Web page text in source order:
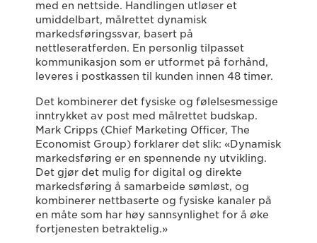
med en nettside. Handlingen utløser et
umiddelbart, målrettet dynamisk
markedsføringssvar, basert på
nettleseratferden. En personlig tilpasset
kommunikasjon som er utformet på forhånd,
leveres i postkassen til kunden innen 48 timer.
Det kombinerer det fysiske og følelsesmessige
inntrykket av post med målrettet budskap.
Mark Cripps (Chief Marketing Officer, The
Economist Group) forklarer det slik: «Dynamisk
markedsføring er en spennende ny utvikling.
Det gjør det mulig for digital og direkte
markedsføring å samarbeide sømløst, og
kombinerer nettbaserte og fysiske kanaler på
en måte som har høy sannsynlighet for å øke
fortjenesten betraktelig.»